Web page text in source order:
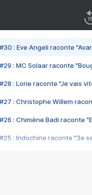
#30 : Eve Angeli raconte
#29 : MC Solaar raconte
#28 : Lorie raconte "Je vais
#27 : Christophe Willem
#26 : Chimène Badi raconte
#25 : Indochine raconte "3e